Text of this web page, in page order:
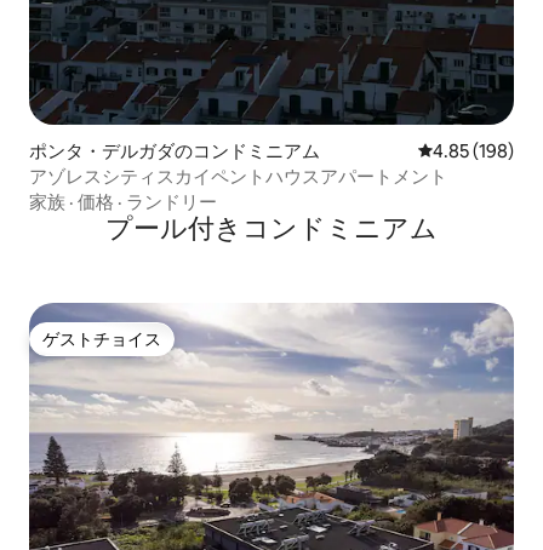
ポンタ・デルガダのコンドミニアム レビュー198
4.85 (198)
アゾレスシティスカイペントハウスアパートメント
家族 · 価格 · ランドリー
プール付きコンドミニアム
ゲストチョイス
ゲストチョイス